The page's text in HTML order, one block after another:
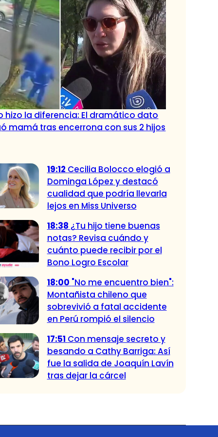
hizo la diferencia: El dramático dato
mamá tras encerrona con sus 2 hijos
19:12 Cecilia Bolocco elogió a
Dominga López y destacó
cualidad que podría llevarla
lejos en Miss Universo
18:38 ¿Tu hijo tiene buenas
notas? Revisa cuándo y
cuánto puede recibir por el
Bono Logro Escolar
18:00 "No me encuentro bien":
Montañista chileno que
sobrevivió a fatal accidente
en Perú rompió el silencio
17:51 Con mensaje secreto y
besando a Cathy Barriga: Así
fue la salida de Joaquín Lavín
tras dejar la cárcel